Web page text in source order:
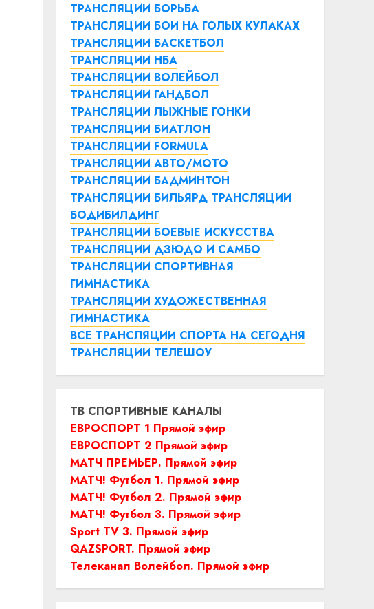
ТРАНСЛЯЦИИ БОРЬБА
ТРАНСЛЯЦИИ БОИ НА ГОЛЫХ КУЛАКАХ
ТРАНСЛЯЦИИ БАСКЕТБОЛ
ТРАНСЛЯЦИИ НБА
ТРАНСЛЯЦИИ ВОЛЕЙБОЛ
ТРАНСЛЯЦИИ ГАНДБОЛ
ТРАНСЛЯЦИИ ЛЫЖНЫЕ ГОНКИ
ТРАНСЛЯЦИИ БИАТЛОН
ТРАНСЛЯЦИИ FORMULA
ТРАНСЛЯЦИИ АВТО/МОТО
ТРАНСЛЯЦИИ БАДМИНТОН
ТРАНСЛЯЦИИ БИЛЬЯРД ТРАНСЛЯЦИИ
БОДИБИЛДИНГ
ТРАНСЛЯЦИИ БОЕВЫЕ ИСКУССТВА
ТРАНСЛЯЦИИ ДЗЮДО И САМБО
ТРАНСЛЯЦИИ СПОРТИВНАЯ
ГИМНАСТИКА
ТРАНСЛЯЦИИ ХУДОЖЕСТВЕННАЯ
ГИМНАСТИКА
ВСЕ ТРАНСЛЯЦИИ СПОРТА НА СЕГОДНЯ
ТРАНСЛЯЦИИ ТЕЛЕШОУ
ТВ СПОРТИВНЫЕ КАНАЛЫ
ЕВРОСПОРТ 1 Прямой эфир
ЕВРОСПОРТ 2 Прямой эфир
МАТЧ ПРЕМЬЕР. Прямой эфир
МАТЧ! Футбол 1. Прямой эфир
МАТЧ! Футбол 2. Прямой эфир
МАТЧ! Футбол 3. Прямой эфир
Sport TV 3. Прямой эфир
QAZSPORT. Прямой эфир
Телеканал Волейбол. Прямой эфир